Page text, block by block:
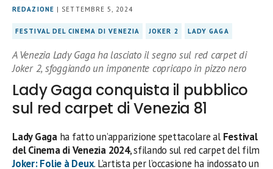
REDAZIONE | SETTEMBRE 5, 2024
FESTIVAL DEL CINEMA DI VENEZIA JOKER 2 LADY GAGA
A Venezia Lady Gaga ha lasciato il segno sul red carpet di
Joker 2, sfoggiando un imponente copricapo in pizzo nero
Lady Gaga conquista il pubblico
sul red carpet di Venezia 81
Lady Gagaha fatto un’apparizione spettacolare al Festival
del Cinema di Venezia 2024, sfilando sul red carpet del film
Joker: Folie à Deux. L’artista per l’occasione ha indossato un